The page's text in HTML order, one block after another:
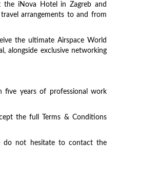
the iNova Hotel in Zagreb and
arrangements to and from
the ultimate Airspace World
alongside exclusive networking
five years of professional work
the full Terms & Conditions
do not hesitate to contact the